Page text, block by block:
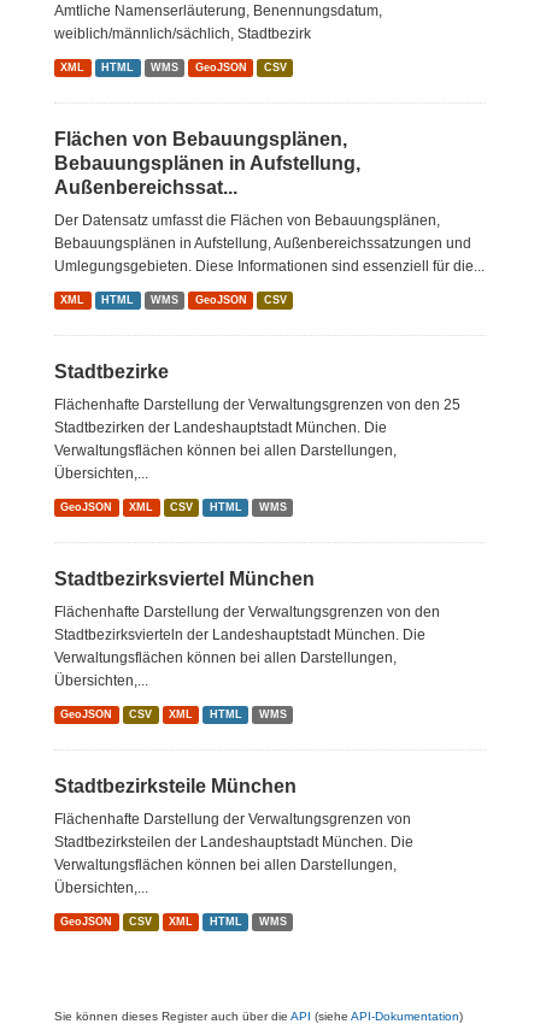
Amtliche Namenserläuterung, Benennungsdatum,
weiblich/männlich/sächlich, Stadtbezirk
XML HTML WMS GeoJSON CSV
Flächen von Bebauungsplänen,
Bebauungsplänen in Aufstellung,
Außenbereichssat...
Der Datensatz umfasst die Flächen von Bebauungsplänen,
Bebauungsplänen in Aufstellung, Außenbereichssatzungen und
Umlegungsgebieten. Diese Informationen sind essenziell für die...
XML HTML WMS GeoJSON CSV
Stadtbezirke
Flächenhafte Darstellung der Verwaltungsgrenzen von den 25
Stadtbezirken der Landeshauptstadt München. Die
Verwaltungsflächen können bei allen Darstellungen,
Übersichten,...
GeoJSON XML CSV HTML WMS
Stadtbezirksviertel München
Flächenhafte Darstellung der Verwaltungsgrenzen von den
Stadtbezirksvierteln der Landeshauptstadt München. Die
Verwaltungsflächen können bei allen Darstellungen,
Übersichten,...
GeoJSON CSV XML HTML WMS
Stadtbezirksteile München
Flächenhafte Darstellung der Verwaltungsgrenzen von
Stadtbezirksteilen der Landeshauptstadt München. Die
Verwaltungsflächen können bei allen Darstellungen,
Übersichten,...
GeoJSON CSV XML HTML WMS
Sie können dieses Register auch über die API (siehe API-Dokumentation)